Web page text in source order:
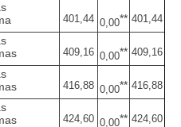
401,44 0,00** 401,44
409,16 0,00** 409,16
416,88 0,00** 416,88
424,60 0,00** 424,60